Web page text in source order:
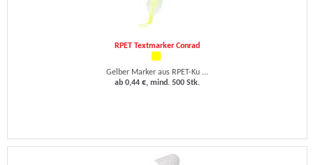
RPET Textmarker Conrad
Gelber Marker aus RPET-Ku ...
ab 0,44 €, mind. 500 Stk.